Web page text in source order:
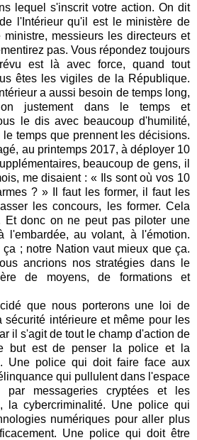
lequel s'inscrit votre action. On dit
l'Intérieur qu'il est le ministère de
ministre, messieurs les directeurs et
pas. Vous répondez toujours
est là avec force, quand tout
êtes les vigiles de la République.
a aussi besoin de temps long,
justement dans le temps et
le dis avec beaucoup d'humilité,
temps que prennent les décisions.
au printemps 2017, à déployer 10
beaucoup de gens, il
me disaient : « Ils sont où vos 10
? » Il faut les former, il faut les
les concours, les former. Cela
Et donc on ne peut pas piloter une
l'embardée, au volant, à l'émotion.
; notre Nation vaut mieux que ça.
ancrions nos stratégies dans le
de moyens, de formations et
que nous porterons une loi de
sécurité intérieure et même pour les
il s'agit de tout le champ d'action de
but est de penser la police et la
Une police qui doit faire face aux
qui pullulent dans l'espace
messageries cryptées et les
la cybercriminalité. Une police qui
numériques pour aller plus
Une police qui doit être